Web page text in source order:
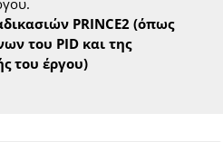
PRINCE2 (όπως
του PID και της
του έργου)